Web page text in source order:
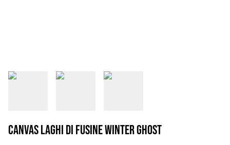
Canvas Laghi di fusine winter ghost